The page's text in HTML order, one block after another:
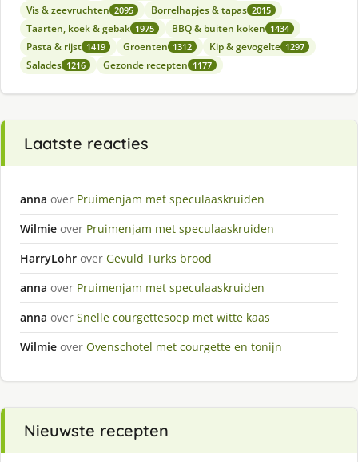
Vis & zeevruchten 2095 Borrelhapjes & tapas 2015
Taarten, koek & gebak 1975 BBQ & buiten koken 1434
Pasta & rijst 1419 Groenten 1312 Kip & gevogelte 1297
Salades 1216 Gezonde recepten 1177
Laatste reacties
anna over Pruimenjam met speculaaskruiden
Wilmie over Pruimenjam met speculaaskruiden
HarryLohr over Gevuld Turks brood
anna over Pruimenjam met speculaaskruiden
anna over Snelle courgettesoep met witte kaas
Wilmie over Ovenschotel met courgette en tonijn
Nieuwste recepten